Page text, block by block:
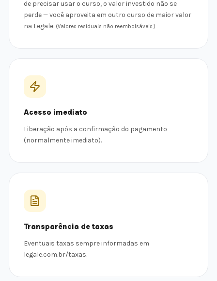
de precisar usar o curso, o valor investido não se
perde — você aproveita em outro curso de maior valor
na Legale. (Valores residuais não reembolsáveis.)
Acesso imediato
Liberação após a confirmação do pagamento
(normalmente imediato).
Transparência de taxas
Eventuais taxas sempre informadas em
legale.com.br/taxas.